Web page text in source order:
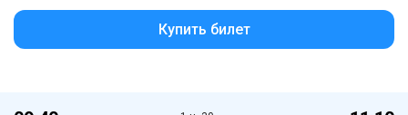
Купить билет